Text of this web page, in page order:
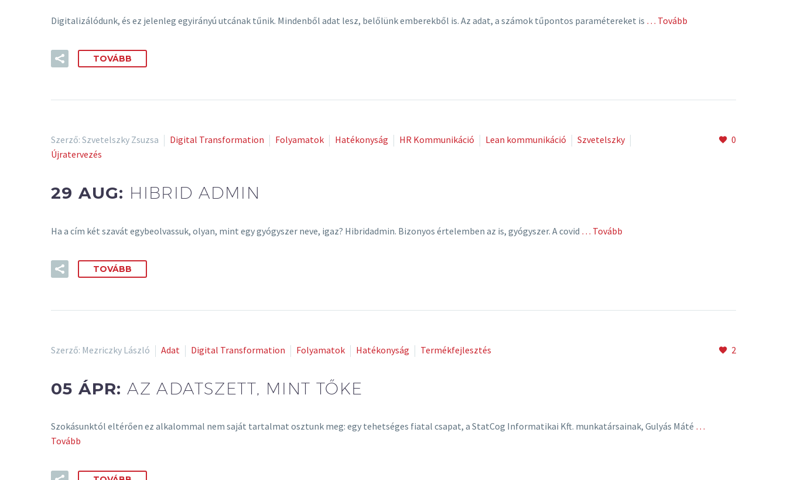
Digitalizálódunk, és ez jelenleg egyirányú utcának tűnik. Mindenből adat lesz, belőlünk emberekből is. Az adat, a számok tűpontos paramétereket is … Tovább
TOVÁBB
0
Szerző: Szvetelszky Zsuzsa Digital Transformation Folyamatok Hatékonyság HR Kommunikáció Lean kommunikáció
Szvetelszky
Újratervezés
29 AUG: HIBRID ADMIN
Ha a cím két szavát egybeolvassuk, olyan, mint egy gyógyszer neve, igaz? Hibridadmin. Bizonyos értelemben az is, gyógyszer. A covid … Tovább
TOVÁBB
2
Szerző: Mezriczky László Adat Digital Transformation Folyamatok Hatékonyság Termékfejlesztés
05 ÁPR:AZ ADATSZETT, MINT TŐKE
Szokásunktól eltérően ez alkalommal nem saját tartalmat osztunk meg: egy tehetséges fiatal csapat, a StatCog Informatikai Kft. munkatársainak, Gulyás Máté …
Tovább